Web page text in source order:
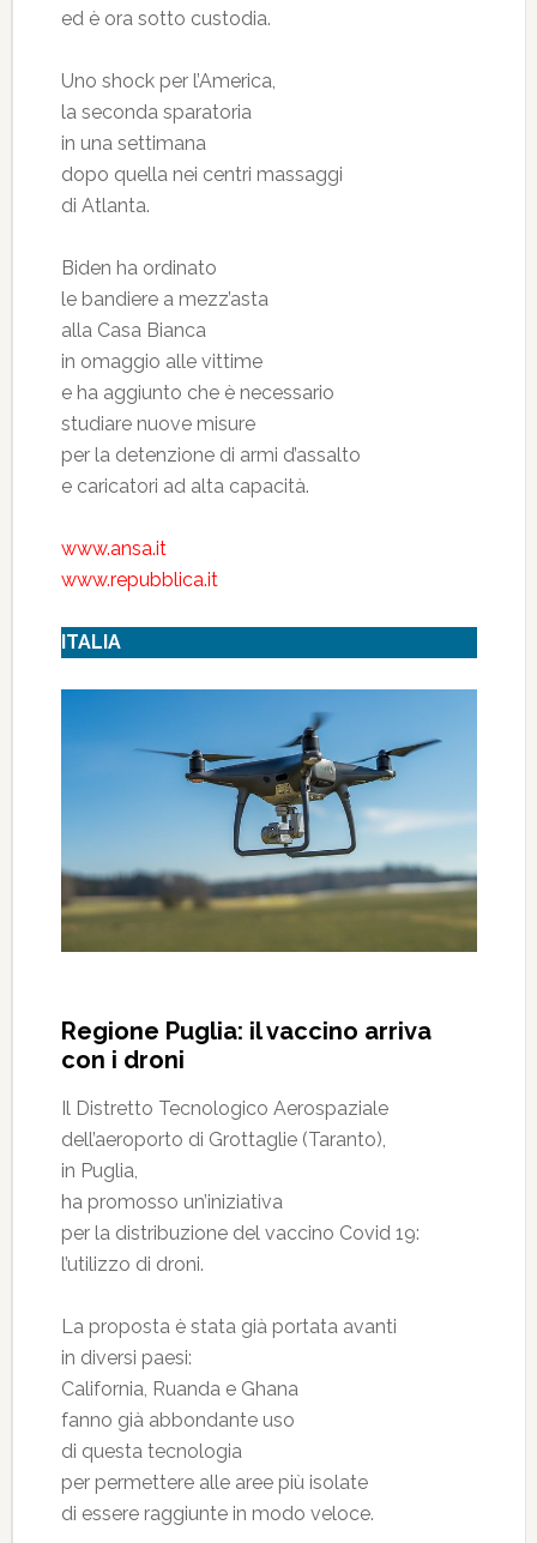
ed è ora sotto custodia.
Uno shock per l’America,
la seconda sparatoria
in una settimana
dopo quella nei centri massaggi
di Atlanta.
Biden ha ordinato
le bandiere a mezz’asta
alla Casa Bianca
in omaggio alle vittime
e ha aggiunto che è necessario
studiare nuove misure
per la detenzione di armi d’assalto
e caricatori ad alta capacità.
www.ansa.it
www.repubblica.it
ITALIA
Regione Puglia: il vaccino arriva
con i droni
Il Distretto Tecnologico Aerospaziale
dell’aeroporto di Grottaglie (Taranto),
in Puglia,
ha promosso un’iniziativa
per la distribuzione del vaccino Covid 19:
l’utilizzo di droni.
La proposta è stata già portata avanti
in diversi paesi:
California, Ruanda e Ghana
fanno già abbondante uso
di questa tecnologia
per permettere alle aree più isolate
di essere raggiunte in modo veloce.